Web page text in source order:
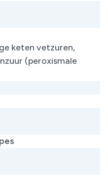
keten vetzuren,
(peroxismale